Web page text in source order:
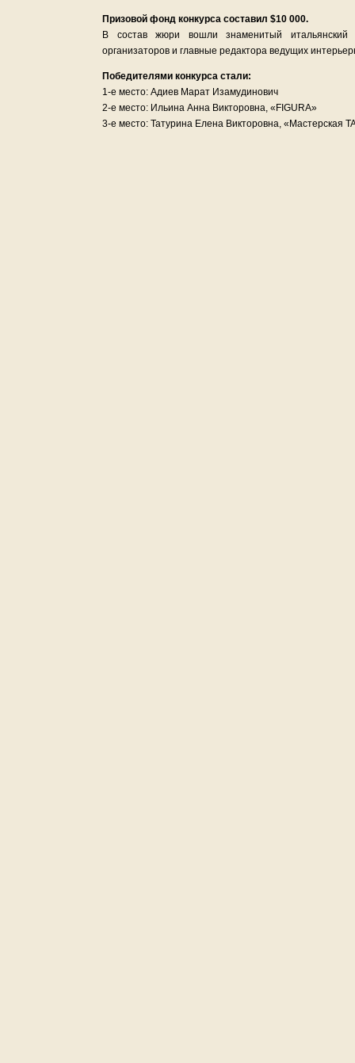
Призовой фонд конкурса составил $10 000.
В состав жюри вошли знаменитый итальянский
организаторов и главные редактора ведущих
Победителями конкурса стали:
1-е место: Адиев Марат Изамудинович
2-е место: Ильина Анна Викторовна, «FIGURA»
3-е место: Татурина Елена Викторовна, «Мастерская